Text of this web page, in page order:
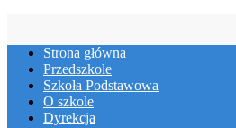
contentStrona główna
Przedszkole
Szkoła Podstawowa
O szkole
Dyrekcja